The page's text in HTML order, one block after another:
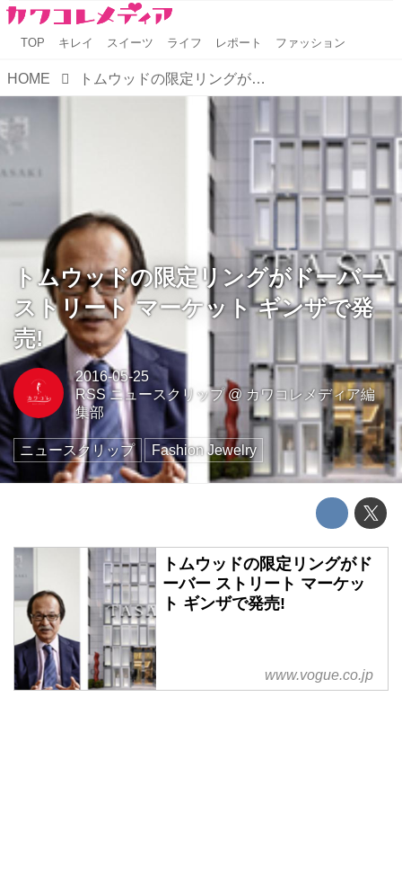
TOP キレイ スイーツ ライフ レポート ファッション
HOME トムウッドの限定リングがドーバー ストリート マーケット ギンザで発売!
トムウッドの限定リングがドーバー
ストリート マーケット ギンザで発
売!
2016-05-25
RSS ニュースクリップ@ カワコレメディア編
集部
ニュースクリップ Fashion Jewelry
トムウッドの限定リングがド
ーバー ストリート マーケッ
ト ギンザで発売!
www.vogue.co.jp